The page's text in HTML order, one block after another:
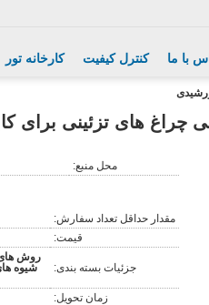
کارخانه تور کنترل کیفیت با ما
محل منبع:
مقدار حداقل تعداد سفارش:
قیمت:
جزئیات بسته بندی:
روش های
شیوه
زمان تحویل: